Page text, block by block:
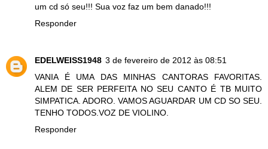
um cd só seu!!! Sua voz faz um bem danado!!!
Responder
EDELWEISS1948 3 de fevereiro de 2012 às 08:51
VANIA É UMA DAS MINHAS CANTORAS FAVORITAS.
ALEM DE SER PERFEITA NO SEU CANTO É TB MUITO
SIMPATICA. ADORO. VAMOS AGUARDAR UM CD SO SEU.
TENHO TODOS.VOZ DE VIOLINO.
Responder